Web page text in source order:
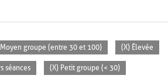
groupe (entre 30 et 100) (X) Élevée
séances (X) Petit groupe (< 30)